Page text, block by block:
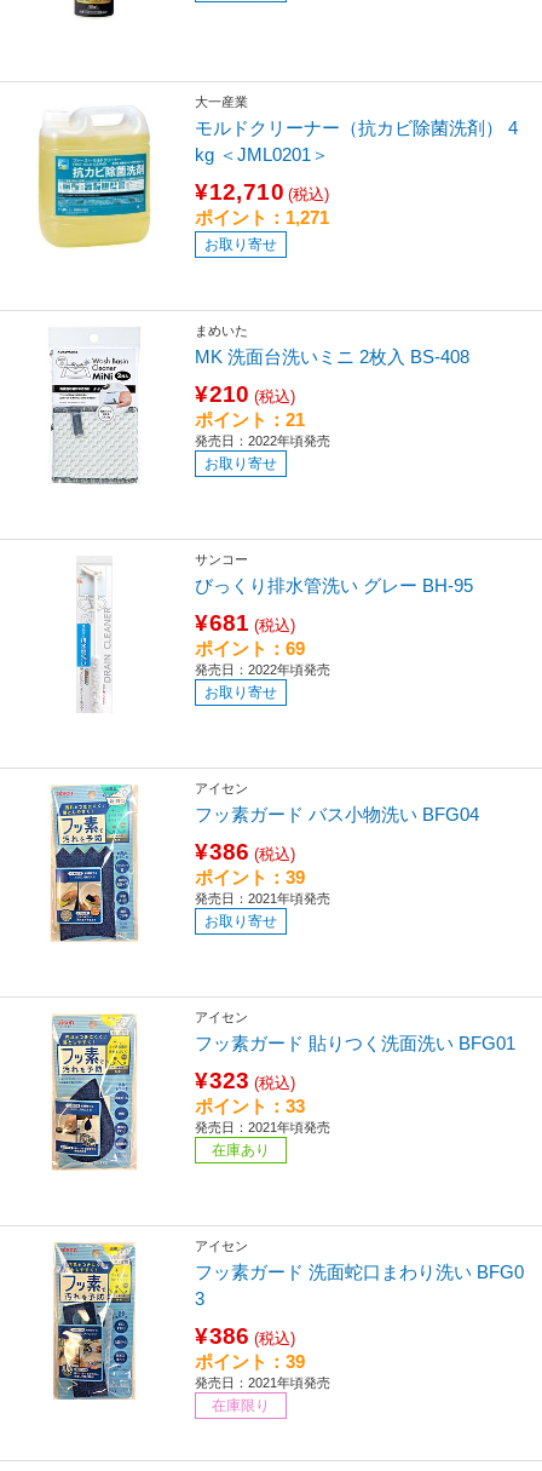
大一産業
モルドクリーナー（抗カビ除菌洗剤） 4
kg ＜JML0201＞
¥12,710 (税込)
ポイント：1,271
お取り寄せ
まめいた
MK 洗面台洗いミニ 2枚入 BS-408
¥210 (税込)
ポイント：21
発売日：2022年頃発売
お取り寄せ
サンコー
びっくり排水管洗い グレー BH-95
¥681 (税込)
ポイント：69
発売日：2022年頃発売
お取り寄せ
アイセン
フッ素ガード バス小物洗い BFG04
¥386 (税込)
ポイント：39
発売日：2021年頃発売
お取り寄せ
アイセン
フッ素ガード 貼りつく洗面洗い BFG01
¥323 (税込)
ポイント：33
発売日：2021年頃発売
在庫あり
アイセン
フッ素ガード 洗面蛇口まわり洗い BFG0
3
¥386 (税込)
ポイント：39
発売日：2021年頃発売
在庫限り